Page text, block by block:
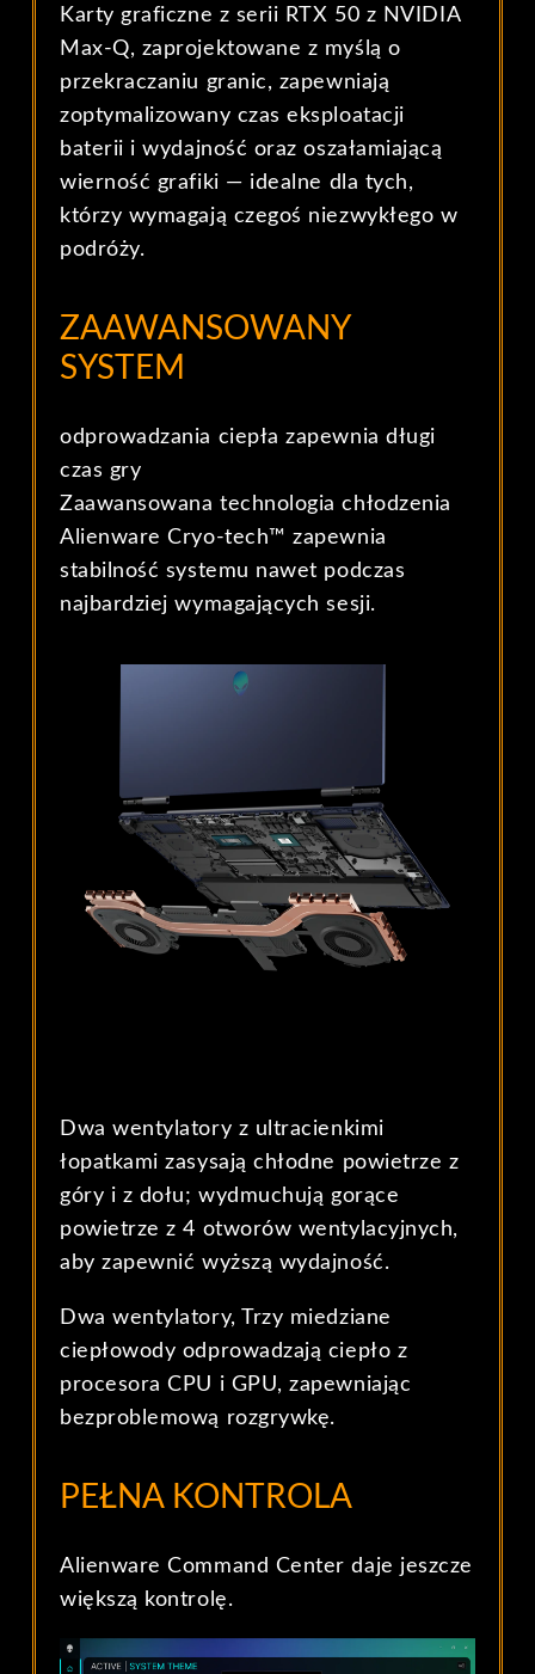
Karty graficzne z serii RTX 50 z NVIDIA
Max-Q, zaprojektowane z myślą o
przekraczaniu granic, zapewniają
zoptymalizowany czas eksploatacji
baterii i wydajność oraz oszałamiającą
wierność grafiki — idealne dla tych,
którzy wymagają czegoś niezwykłego w
podróży.
ZAAWANSOWANY
SYSTEM
odprowadzania ciepła zapewnia długi
czas gry
Zaawansowana technologia chłodzenia
Alienware Cryo-tech™ zapewnia
stabilność systemu nawet podczas
najbardziej wymagających sesji.
Dwa wentylatory z ultracienkimi
łopatkami zasysają chłodne powietrze z
góry i z dołu; wydmuchują gorące
powietrze z 4 otworów wentylacyjnych,
aby zapewnić wyższą wydajność.
Dwa wentylatory, Trzy miedziane
ciepłowody odprowadzają ciepło z
procesora CPU i GPU, zapewniając
bezproblemową rozgrywkę.
PEŁNA KONTROLA
Alienware Command Center daje jeszcze
większą kontrolę.